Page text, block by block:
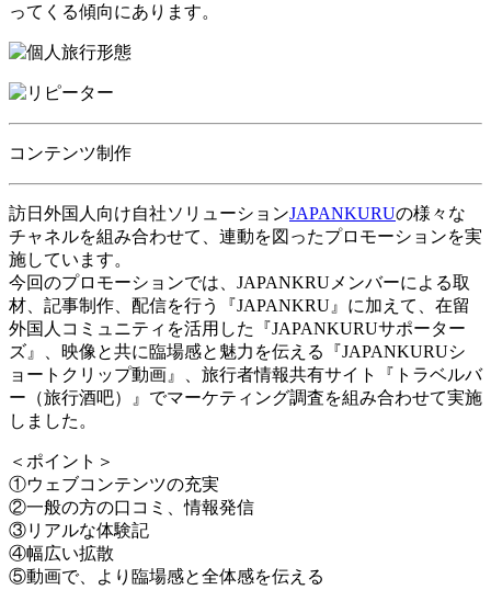
ってくる傾向にあります。
コンテンツ制作
訪日外国人向け自社ソリューションJAPANKURUの様々な
チャネルを組み合わせて、連動を図ったプロモーションを実
施しています。
今回のプロモーションでは、JAPANKRUメンバーによる取
材、記事制作、配信を行う『JAPANKRU』に加えて、在留
外国人コミュニティを活用した『JAPANKURUサポーター
ズ』、映像と共に臨場感と魅力を伝える『JAPANKURUシ
ョートクリップ動画』、旅行者情報共有サイト『トラベルバ
ー（旅行酒吧）』でマーケティング調査を組み合わせて実施
しました。
＜ポイント＞
①ウェブコンテンツの充実
②一般の方の口コミ、情報発信
③リアルな体験記
④幅広い拡散
⑤動画で、より臨場感と全体感を伝える